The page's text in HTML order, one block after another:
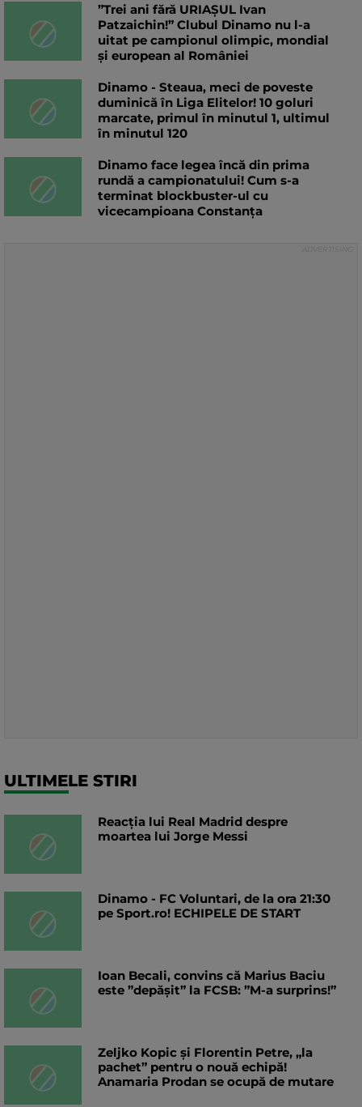
”Trei ani fără URIAȘUL Ivan
Patzaichin!” Clubul Dinamo nu l-a
uitat pe campionul olimpic, mondial
și european al României
Dinamo - Steaua, meci de poveste
duminică în Liga Elitelor! 10 goluri
marcate, primul în minutul 1, ultimul
în minutul 120
Dinamo face legea încă din prima
rundă a campionatului! Cum s-a
terminat blockbuster-ul cu
vicecampioana Constanța
ULTIMELE STIRI
Reacția lui Real Madrid despre
moartea lui Jorge Messi
Dinamo - FC Voluntari, de la ora 21:30
pe Sport.ro! ECHIPELE DE START
Ioan Becali, convins că Marius Baciu
este ”depășit” la FCSB: ”M-a surprins!”
Zeljko Kopic și Florentin Petre, „la
pachet” pentru o nouă echipă!
Anamaria Prodan se ocupă de mutare